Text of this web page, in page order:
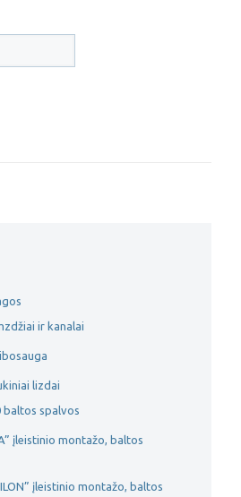
ir kanalai
lizdai
baltos spalvos
įleistinio montažo, baltos
įleistinio montažo, baltos